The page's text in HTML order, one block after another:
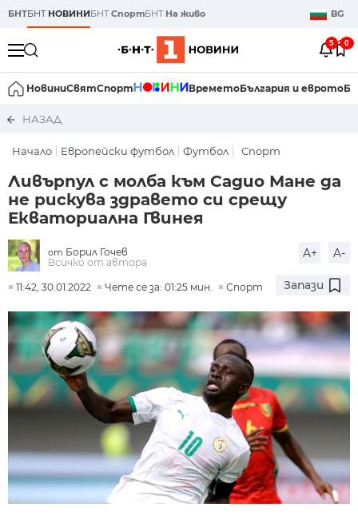
БНТБНТ НОВИНИБНТСпортБНТ На живо BG
5 0
НовиниСвятСпорт ВреметоБългария и еврото
НАЗАД
Начало Европейски футбол Футбол Спорт
Ливърпул с молба към Садио Мане да
не рискува здравето си срещу
Екваториална Гвинея
от Борил Гочев
Всичко от автора
A+ A-
11:42, 30.01.2022 Чете се за: 01:25 мин. Спорт Запази